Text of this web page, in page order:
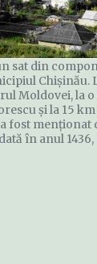
sat din
Chișinău.
Moldovei, la o
și la 15
fost
în anul